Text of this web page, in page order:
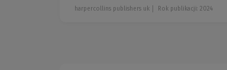
harpercollins publishers uk Rok publikacji: 2024